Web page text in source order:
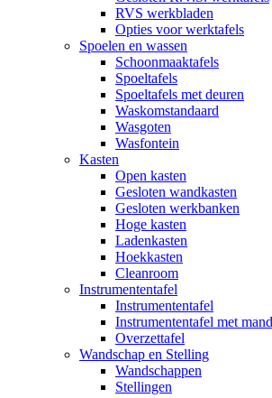
RVS werkbladen
Opties voor werktafels
Spoelen en wassen
Schoonmaaktafels
Spoeltafels
Spoeltafels met deuren
Waskomstandaard
Wasgoten
Wasfontein
Kasten
Open kasten
Gesloten wandkasten
Gesloten werkbanken
Hoge kasten
Ladenkasten
Hoekkasten
Cleanroom
Instrumententafel
Instrumententafel
Instrumententafel met
Overzettafel
Wandschap en Stelling
Wandschappen
Stellingen